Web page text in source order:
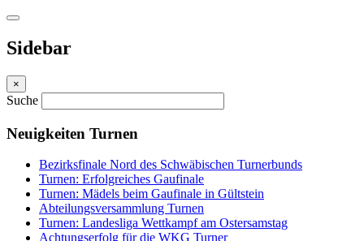
Sidebar
×
Suche
Neuigkeiten Turnen
Bezirksfinale Nord des Schwäbischen Turnerbunds
Turnen: Erfolgreiches Gaufinale
Turnen: Mädels beim Gaufinale in Gültstein
Abteilungsversammlung Turnen
Turnen: Landesliga Wettkampf am Ostersamstag
Achtungserfolg für die WKG Turner